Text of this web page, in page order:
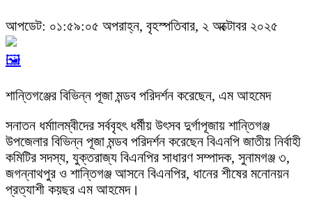
আপডেট: ০১:৫৯:০৫ অপরাহ্ন, বৃহস্পতিবার, ২ অক্টোবর ২০২৫
🖼️
শান্তিগঞ্জের বিভিন্ন পূজা মন্ডব পরিদর্শন করেছেন, এম আহমেদ
সনাতন ধর্মাালম্বীদের সর্ববৃহৎ ধর্মীয় উৎসব দুর্গাপূজায় শান্তিগঞ্জ
উপজেলার বিভিন্ন পূজা মন্ডব পরিদর্শন করেছেন বিএনপি জাতীয় নির্বাহী
কমিটির সদস্য, যুক্তরাজ্য বিএনপির সাধারণ সম্পাদক, সুনামগঞ্জ ৩,
জগন্নাথপুর ও শান্তিগঞ্জ আসনে বিএনপির, ধানের শীষের মনোনয়ন
প্রত্যাশী কয়ছর এম আহমেদ।